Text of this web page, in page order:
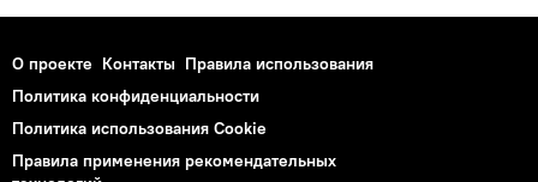
О проекте Контакты Правила использования
Политика конфиденциальности
Политика использования Cookie
Правила применения рекомендательных